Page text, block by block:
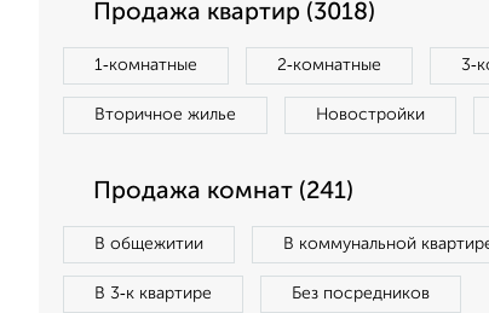
Продажа квартир (3018)
1‑комнатные 2‑комнатные
Вторичное жилье Новостройки
Продажа комнат (241)
В общежитии В коммунальной
В 3‑к квартире Без посредников